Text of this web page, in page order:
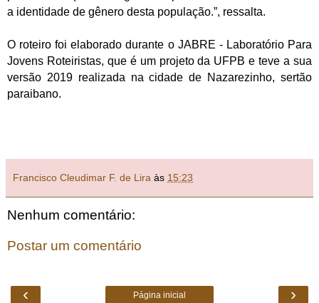
a identidade de gênero desta população.”, ressalta.
O roteiro foi elaborado durante o JABRE - Laboratório Para
Jovens Roteiristas, que é um projeto da UFPB e teve a sua
versão 2019 realizada na cidade de Nazarezinho, sertão
paraibano.
Francisco Cleudimar F. de Lira às 15:23
Nenhum comentário:
Postar um comentário
‹ ›
Página inicial